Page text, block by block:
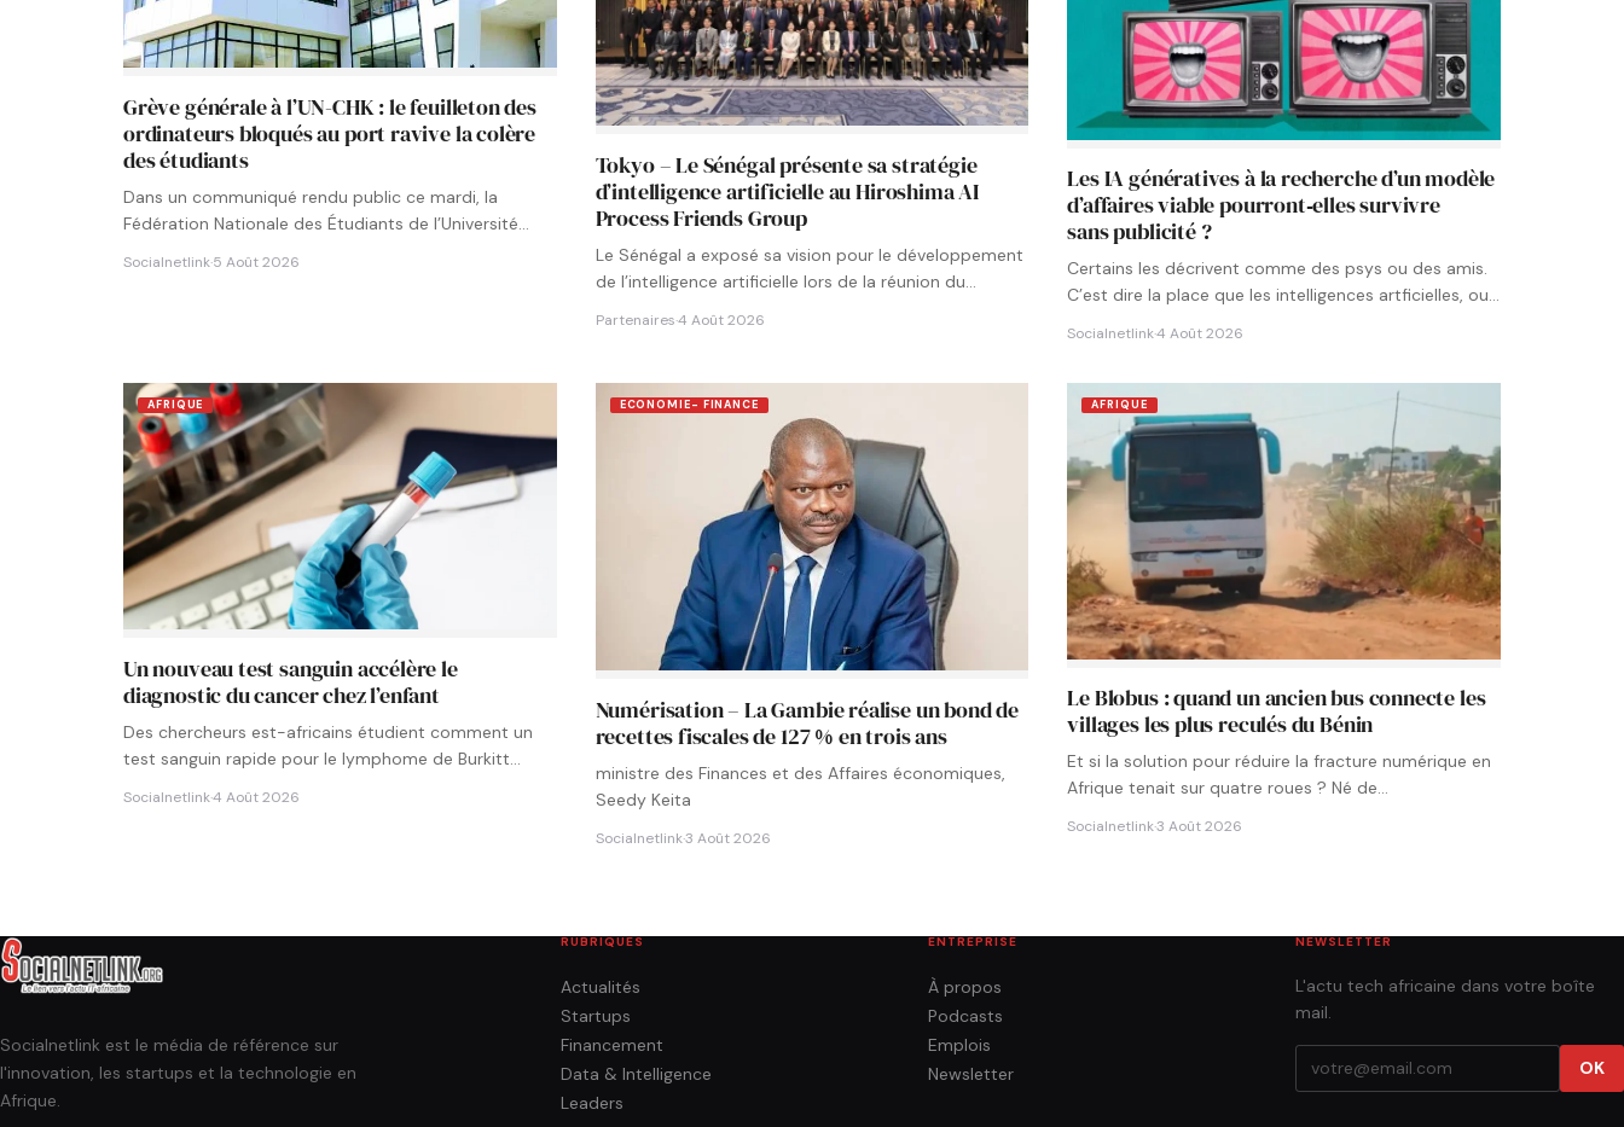
Grève générale à l’UN-CHK : le feuilleton des
ordinateurs bloqués au port ravive la colère
des étudiants
Dans un communiqué rendu public ce mardi, la
Fédération Nationale des Étudiants de l’Université
Socialnetlink·5 Août 2026
Tokyo – Le Sénégal présente sa stratégie
d’intelligence artificielle au Hiroshima AI
Process Friends Group
Le Sénégal a exposé sa vision pour le développement
de l’intelligence artificielle lors de la réunion du
Partenaires·4 Août 2026
Les IA génératives à la recherche d’un modèle
d’affaires viable pourront‑elles survivre
sans publicité ?
Certains les décrivent comme des psys ou des amis.
C’est dire la place que les intelligences artficielles, ou…
Socialnetlink·4 Août 2026
AFRIQUE
Un nouveau test sanguin accélère le
diagnostic du cancer chez l’enfant
Des chercheurs est-africains étudient comment un
test sanguin rapide pour le lymphome de Burkitt
Socialnetlink·4 Août 2026
ECONOMIE- FINANCE
Numérisation – La Gambie réalise un bond de
recettes fiscales de 127 % en trois ans
ministre des Finances et des Affaires économiques,
Seedy Keita
Socialnetlink·3 Août 2026
AFRIQUE
Le Blobus : quand un ancien bus connecte les
villages les plus reculés du Bénin
Et si la solution pour réduire la fracture numérique en
Afrique tenait sur quatre roues ? Né de…
Socialnetlink·3 Août 2026
Socialnetlink est le média de référence sur
l'innovation, les startups et la technologie en
Afrique.
RUBRIQUES
Actualités
Startups
Financement
Data & Intelligence
Leaders
ENTREPRISE
À propos
Podcasts
Emplois
Newsletter
NEWSLETTER
L'actu tech africaine dans votre boîte
mail.
OK